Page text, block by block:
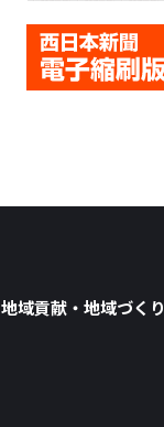
地域貢献・地域づくり